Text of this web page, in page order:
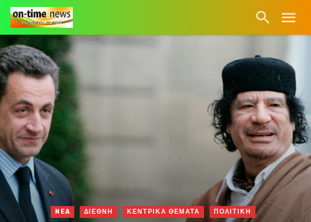
NEA ΔΙΕΘΝΗ ΚΕΝΤΡΙΚΑ ΘΕΜΑΤΑ ΠΟΛΙΤΙΚΗ